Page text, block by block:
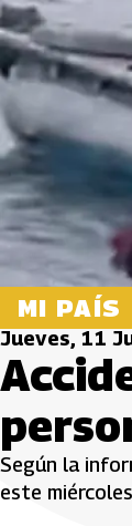
MI PAÍS
Jueves, 11
Según la
este